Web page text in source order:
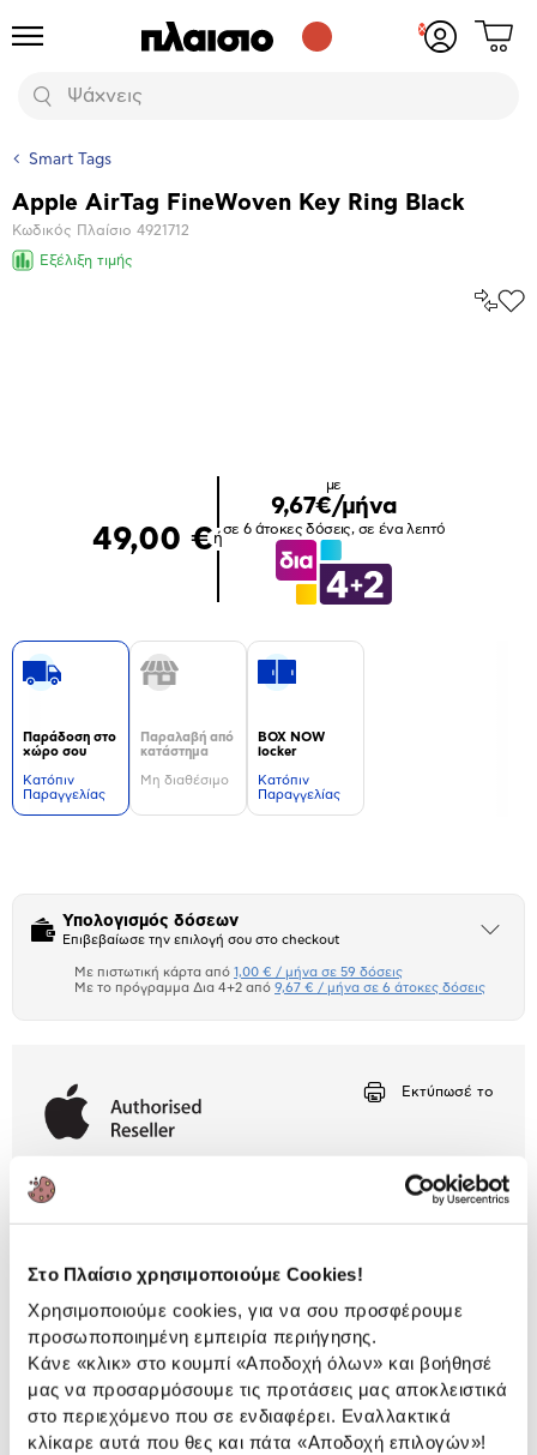
Στο Πλαίσιο χρησιμοποιούμε Cookies!
Χρησιμοποιούμε cookies, για να σου προσφέρουμε
προσωποποιημένη εμπειρία περιήγησης.
Κάνε «κλικ» στο κουμπί «Αποδοχή όλων» και βοήθησέ
μας να προσαρμόσουμε τις προτάσεις μας αποκλειστικά
στο περιεχόμενο που σε ενδιαφέρει. Εναλλακτικά
κλίκαρε αυτά που θες και πάτα «Αποδοχή επιλογών»!
Προϊόντα
Αναζήτηση
Δες
Smart Tags
Βασικά
χαρακτηριστικά
Apple AirTag FineWoven Key Ring Black
Κωδικός Πλαίσιο 4921712
Εξέλιξη τιμής
49,00 €ή
με
9,67€/μήνα
σε 6 άτοκες δόσεις, σε ένα λεπτό
Παράδοση στο
χώρο σου
Kατόπιν
Παραγγελίας
Παραλαβή από
κατάστημα
Μη διαθέσιμο
BOX NOW
locker
Kατόπιν
Παραγγελίας
Υπολογισμός δόσεων
Επιβεβαίωσε την επιλογή σου στο checkout
Άνοιξε
Πιστωτική κάρτα
Αριθμός δόσεων
Με πιστωτική κάρτα από 1,00 € / μήνα σε 59 δόσεις
Με το πρόγραμμα Δια 4+2 από 9,67 € / μήνα σε 6 άτοκες δόσεις
Εκτύπωσέ το
Περιγραφή
Προστάτευσε και δώσε στιλ στο AirTag σου με το
ποιότητας ανοξείδωτο χάλυβα και ανθεκτικές ίνες
υφάσματος.
Αναλυτική
παρουσίαση
Αναλυτική παρουσίαση